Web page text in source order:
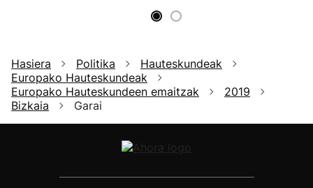
Hasiera Politika
Hauteskundeak
Europako Hauteskundeak
Europako Hauteskundeen emaitzak
2019
Bizkaia
Garai